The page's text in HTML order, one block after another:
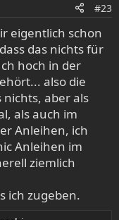
#23
eigentlich schon
das nichts für
hoch in der
also die
nichts, aber als
als auch im
Anleihen, ich
Anleihen im
ziemlich
ich zugeben.